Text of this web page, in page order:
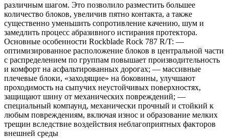
различным шагом. Это позволило разместить большее
количество блоков, увеличив пятно контакта, а также
существенно уменьшить сопротивление качению, шум и
замедлить процесс абразивного истирания протектора.
Основные особенности Rockblade Rock 787 R/T: —
оптимизированное расположение блоков в центральной части
с распределением по группам повышает производительность
и комфорт на асфальтированных дорогах; — массивные
плечевые блоки, «заходящие» на боковины, улучшают
проходимость на сыпучих неустойчивых поверхностях,
защищают шину от механических повреждений; —
специальный компаунд, механически прочный и стойкий к
любым повреждениям, включая износ и образование мелких
трещин вследствие воздействия неблагоприятных факторов
внешней среды